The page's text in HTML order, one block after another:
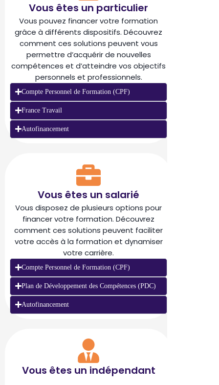
Vous êtes un particulier
Vous pouvez financer votre formation
grâce à différents dispositifs. Découvrez
comment ces solutions peuvent vous
permettre d’acquérir de nouvelles
compétences et d’atteindre vos objectifs
personnels et professionnels.
Compte Personnel de Formation (CPF)
France Travail
Autofinancement
Vous êtes un salarié
Vous disposez de plusieurs options pour
financer votre formation. Découvrez
comment ces solutions peuvent faciliter
votre accès à la formation et dynamiser
votre carrière.
Compte Personnel de Formation (CPF)
Plan de Développement des Compétences (PDC)
Autofinancement
Vous êtes un indépendant